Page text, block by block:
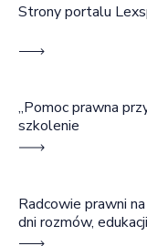
Strony portalu
„Pomoc prawna
szkolenie
Radcowie prawni
dni rozmów,